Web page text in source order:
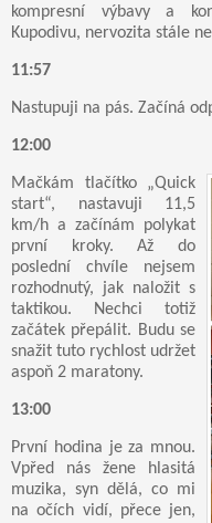
kompresní výbavy a
Kupodivu, nervozita stále
11:57
Nastupuji na pás. Začíná
12:00
Mačkám tlačítko „Quick
start“, nastavuji 11,5
km/h a začínám polykat
první kroky. Až do
poslední chvíle nejsem
rozhodnutý, jak naložit s
taktikou. Nechci totiž
začátek přepálit. Budu se
snažit tuto rychlost udržet
aspoň 2 maratony.
13:00
První hodina je za mnou.
Vpřed nás žene hlasitá
muzika, syn dělá, co mi
na očích vidí, přece jen,